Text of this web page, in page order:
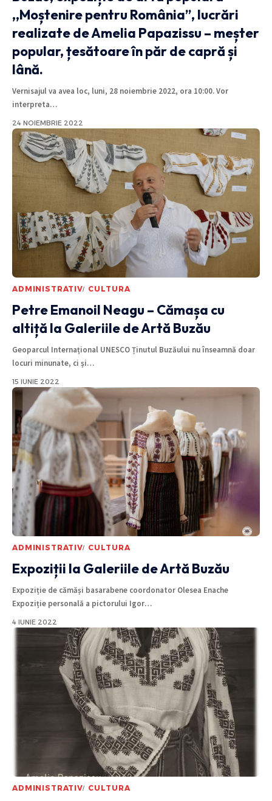
,,Moștenire pentru România”, lucrări
realizate de Amelia Papazissu – meșter
popular, țesătoare în păr de capră și
lână.
Vernisajul va avea loc, luni, 28 noiembrie 2022, ora 10:00. Vor
interpreta…
24 NOIEMBRIE 2022
ADMINISTRATIV CULTURA
Petre Emanoil Neagu – Cămașa cu
altiță la Galeriile de Artă Buzău
Geoparcul Internațional UNESCO Ținutul Buzăului nu înseamnă doar
locuri minunate, ci și…
15 IUNIE 2022
ADMINISTRATIV CULTURA
Expoziții la Galeriile de Artă Buzău
Expoziție de cămăși basarabene coordonator Olesea Enache
Expoziție personală a pictorului Igor…
4 IUNIE 2022
ADMINISTRATIV CULTURA